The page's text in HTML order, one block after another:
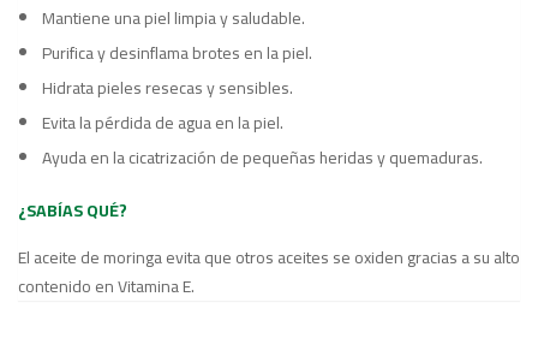
Mantiene una piel limpia y saludable.
Purifica y desinflama brotes en la piel.
Hidrata pieles resecas y sensibles.
Evita la pérdida de agua en la piel.
Ayuda en la cicatrización de pequeñas heridas y quemaduras.
¿SABÍAS QUÉ?
El aceite de moringa evita que otros aceites se oxiden gracias a su alto
contenido en Vitamina E.